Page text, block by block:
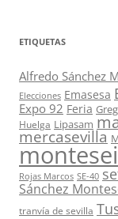
ETIQUETAS
Alfredo Sánchez
Elecciones Emasesa
Expo 92 Feria
Huelga Lipasam
mercasevilla
Rojas Marcos SE-40
Sánchez
tranvía de sevilla